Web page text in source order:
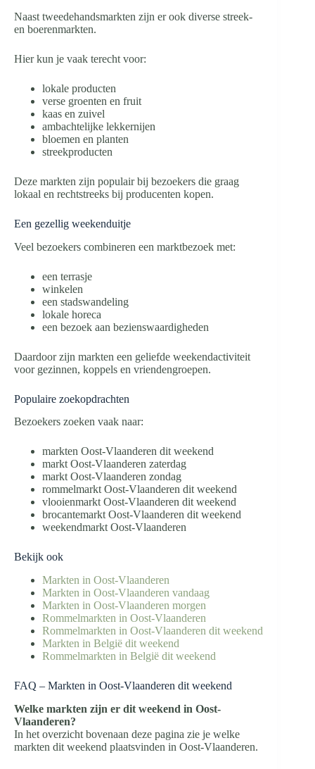
Naast tweedehandsmarkten zijn er ook diverse streek-
en boerenmarkten.
Hier kun je vaak terecht voor:
lokale producten
verse groenten en fruit
kaas en zuivel
ambachtelijke lekkernijen
bloemen en planten
streekproducten
Deze markten zijn populair bij bezoekers die graag
lokaal en rechtstreeks bij producenten kopen.
Een gezellig weekenduitje
Veel bezoekers combineren een marktbezoek met:
een terrasje
winkelen
een stadswandeling
lokale horeca
een bezoek aan bezienswaardigheden
Daardoor zijn markten een geliefde weekendactiviteit
voor gezinnen, koppels en vriendengroepen.
Populaire zoekopdrachten
Bezoekers zoeken vaak naar:
markten Oost-Vlaanderen dit weekend
markt Oost-Vlaanderen zaterdag
markt Oost-Vlaanderen zondag
rommelmarkt Oost-Vlaanderen dit weekend
vlooienmarkt Oost-Vlaanderen dit weekend
brocantemarkt Oost-Vlaanderen dit weekend
weekendmarkt Oost-Vlaanderen
Bekijk ook
Markten in Oost-Vlaanderen
Markten in Oost-Vlaanderen vandaag
Markten in Oost-Vlaanderen morgen
Rommelmarkten in Oost-Vlaanderen
Rommelmarkten in Oost-Vlaanderen dit weekend
Markten in België dit weekend
Rommelmarkten in België dit weekend
FAQ – Markten in Oost-Vlaanderen dit weekend
Welke markten zijn er dit weekend in Oost-
Vlaanderen?
In het overzicht bovenaan deze pagina zie je welke
markten dit weekend plaatsvinden in Oost-Vlaanderen.